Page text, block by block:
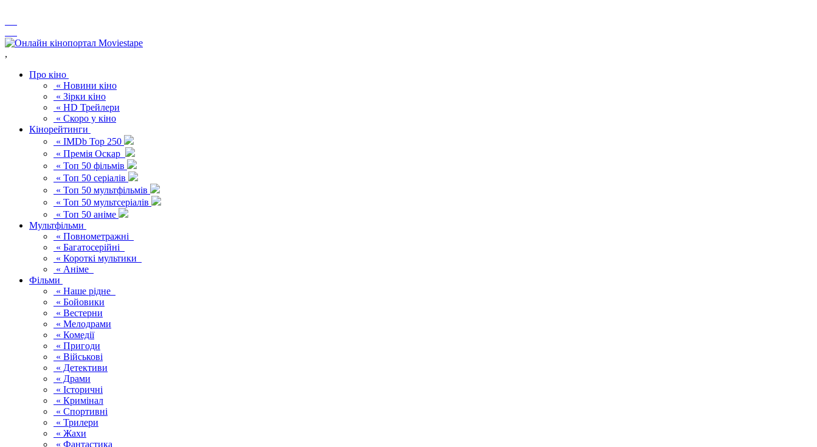
,
Про кіно
« Новини кіно
« Зірки кіно
« HD Трейлери
« Скоро у кіно
Кінорейтинги
« IMDb Top 250
« Премія Оскар
« Топ 50 фільмів
« Топ 50 серіалів
« Топ 50 мультфільмів
« Топ 50 мультсеріалів
« Топ 50 аніме
Мультфільми
« Повнометражні
« Багатосерійні
« Короткі мультики
« Аніме
Фільми
« Наше рідне
« Бойовики
« Вестерни
« Мелодрами
« Комедії
« Пригоди
« Військові
« Детективи
« Драми
« Історичні
« Кримінал
« Спортивні
« Трилери
« Жахи
« Фантастика